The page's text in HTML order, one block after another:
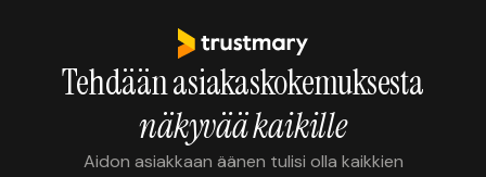
Tehdään asiakaskokemuksesta
näkyvää kaikille
Aidon asiakkaan äänen tulisi olla kaikkien